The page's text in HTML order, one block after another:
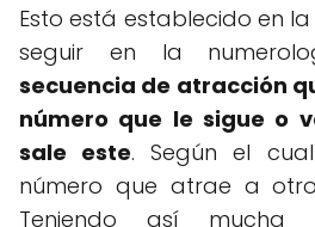
Esto está establecido en
seguir en la
secuencia de atracción
número que le sigue o
sale este. Según el
número que atrae a
Teniendo así mucha